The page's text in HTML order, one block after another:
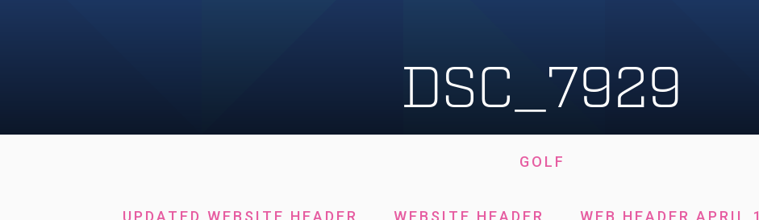
DSC_7929
GOLF
UPDATED WEBSITE HEADER WEBSITE HEADER WEB HEADER APRIL 1